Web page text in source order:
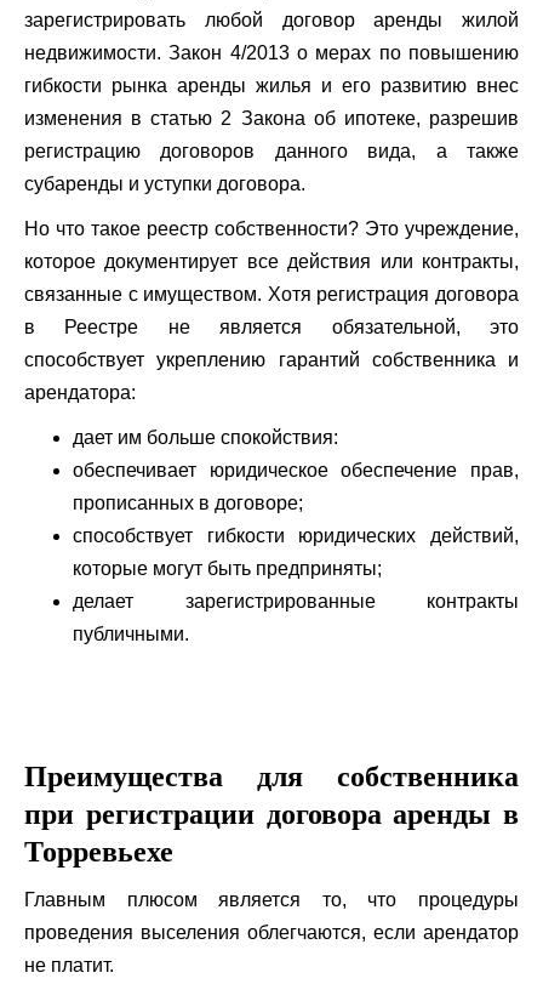
зарегистрировать любой договор аренды жилой
недвижимости. Закон 4/2013 о мерах по повышению
гибкости рынка аренды жилья и его развитию внес
изменения в статью 2 Закона об ипотеке, разрешив
регистрацию договоров данного вида, а также
субаренды и уступки договора.
Но что такое реестр собственности? Это учреждение,
которое документирует все действия или контракты,
связанные с имуществом. Хотя регистрация договора
в Реестре не является обязательной, это
способствует укреплению гарантий собственника и
арендатора:
дает им больше спокойствия:
обеспечивает юридическое обеспечение прав,
прописанных в договоре;
способствует гибкости юридических действий,
которые могут быть предприняты;
делает зарегистрированные контракты
публичными.
Преимущества для собственника
при регистрации договора аренды в
Торревьехе
Главным плюсом является то, что процедуры
проведения выселения облегчаются, если арендатор
не платит.